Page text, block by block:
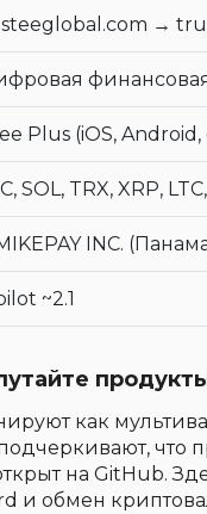
→
Plus (iOS,
SOL, TRX, XRP,
INC.
~2.1
как
что
на GitHub.
и обмен